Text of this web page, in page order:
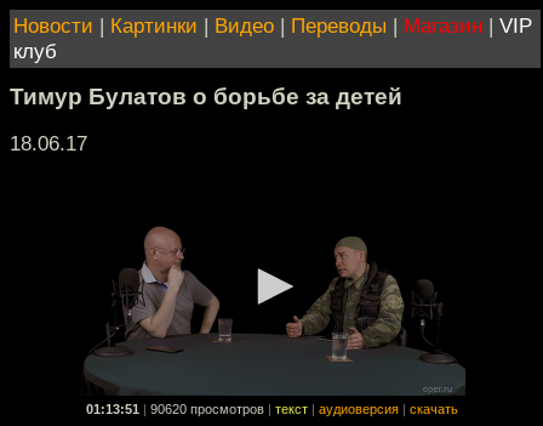
Новости | Картинки | Видео | Переводы | Магазин | VIP
клуб
Тимур Булатов о борьбе за детей
18.06.17
01:13:51 90620 просмотров текст аудиоверсия скачать